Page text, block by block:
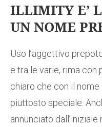
ILLIMITY E’
UN NOME
Uso l’aggettivo
e tra le varie, rima
chiaro che con il
piuttosto speciale.
annunciato